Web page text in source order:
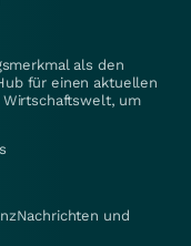
als den
für einen aktuellen
um
und